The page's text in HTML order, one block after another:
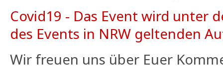
Covid19 - Das Event wird unter
des Events in NRW geltenden
Wir freuen uns über Euer